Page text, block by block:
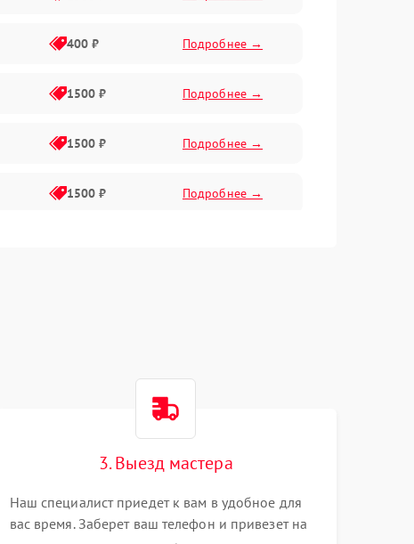
400 ₽ Подробнее →
1500 ₽ Подробнее →
1500 ₽ Подробнее →
1500 ₽ Подробнее →
3. Выезд мастера
Наш специалист приедет к вам в удобное для
вас время. Заберет ваш телефон и привезет на